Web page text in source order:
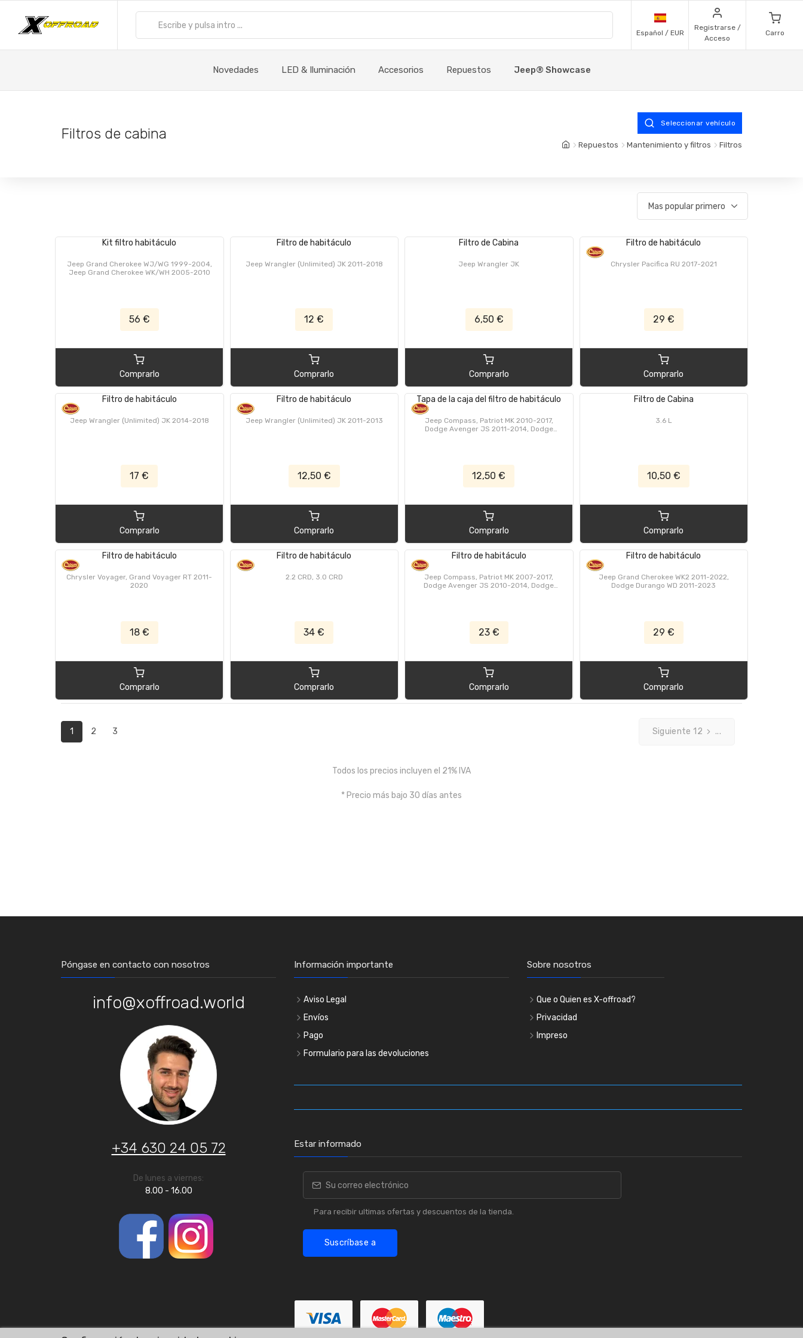
Español / EUR
Registrarse /
Acceso
Carro
Novedades LED & Iluminación Accesorios Repuestos Jeep® Showcase
Filtros de cabina
Seleccionar vehículo
Repuestos Mantenimiento y filtros Filtros
Kit filtro habitáculo
Jeep Grand Cherokee WJ/WG 1999-2004,
Jeep Grand Cherokee WK/WH 2005-2010
56 €
Comprarlo
Filtro de habitáculo
Jeep Wrangler (Unlimited) JK 2011-2018
12 €
Comprarlo
Filtro de Cabina
Jeep Wrangler JK
6,50 €
Comprarlo
Filtro de habitáculo
Chrysler Pacifica RU 2017-2021
29 €
Comprarlo
Filtro de habitáculo
Jeep Wrangler (Unlimited) JK 2014-2018
17 €
Comprarlo
Filtro de habitáculo
Jeep Wrangler (Unlimited) JK 2011-2013
12,50 €
Comprarlo
Tapa de la caja del filtro de habitáculo
Jeep Compass, Patriot MK 2010-2017,
Dodge Avenger JS 2011-2014, Dodge
12,50 €
Comprarlo
Filtro de Cabina
3.6 L
10,50 €
Comprarlo
Filtro de habitáculo
Chrysler Voyager, Grand Voyager RT 2011-
2020
18 €
Comprarlo
Filtro de habitáculo
2.2 CRD, 3.0 CRD
34 €
Comprarlo
Filtro de habitáculo
Jeep Compass, Patriot MK 2007-2017,
Dodge Avenger JS 2010-2014, Dodge
23 €
Comprarlo
Filtro de habitáculo
Jeep Grand Cherokee WK2 2011-2022,
Dodge Durango WD 2011-2023
29 €
Comprarlo
1 2 3 Siguiente 12 ...
Todos los precios incluyen el 21% IVA
* Precio más bajo 30 días antes
Póngase en contacto con nosotros
info@xoffroad.world
+34 630 24 05 72
De lunes a viernes:
8.00 - 16.00
Información importante
Aviso Legal
Envíos
Pago
Formulario para las devoluciones
Sobre nosotros
Que o Quien es X-offroad?
Privacidad
Impreso
Estar informado
Para recibir ultimas ofertas y descuentos de la tienda.
Suscríbase a